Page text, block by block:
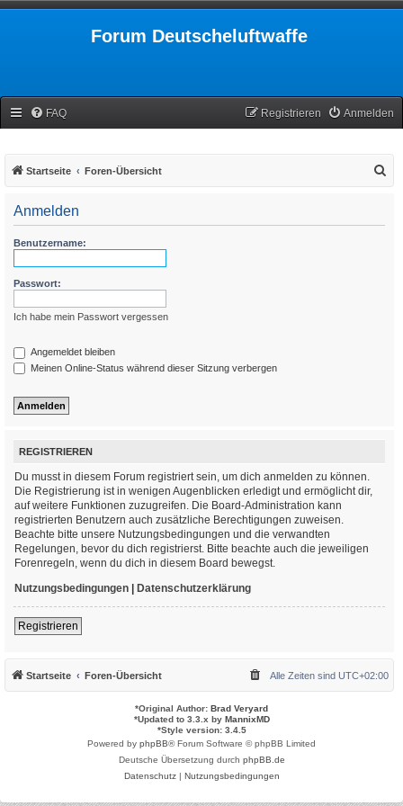
Forum Deutscheluftwaffe
FAQ Anmelden
Registrieren
Startseite Foren-Übersicht
Anmelden
Benutzername:
Passwort:
Ich habe mein Passwort vergessen
Angemeldet bleiben
Meinen Online-Status während dieser Sitzung verbergen
REGISTRIEREN
Du musst in diesem Forum registriert sein, um dich anmelden zu können.
Die Registrierung ist in wenigen Augenblicken erledigt und ermöglicht dir,
auf weitere Funktionen zuzugreifen. Die Board-Administration kann
registrierten Benutzern auch zusätzliche Berechtigungen zuweisen.
Beachte bitte unsere Nutzungsbedingungen und die verwandten
Regelungen, bevor du dich registrierst. Bitte beachte auch die jeweiligen
Forenregeln, wenn du dich in diesem Board bewegst.
Nutzungsbedingungen | Datenschutzerklärung
Registrieren
Startseite Foren-Übersicht Alle Zeiten sind UTC+02:00
*Original Author: Brad Veryard
*Updated to 3.3.x by MannixMD
*Style version: 3.4.5
Powered by phpBB® Forum Software © phpBB Limited
Deutsche Übersetzung durch phpBB.de
Datenschutz| Nutzungsbedingungen